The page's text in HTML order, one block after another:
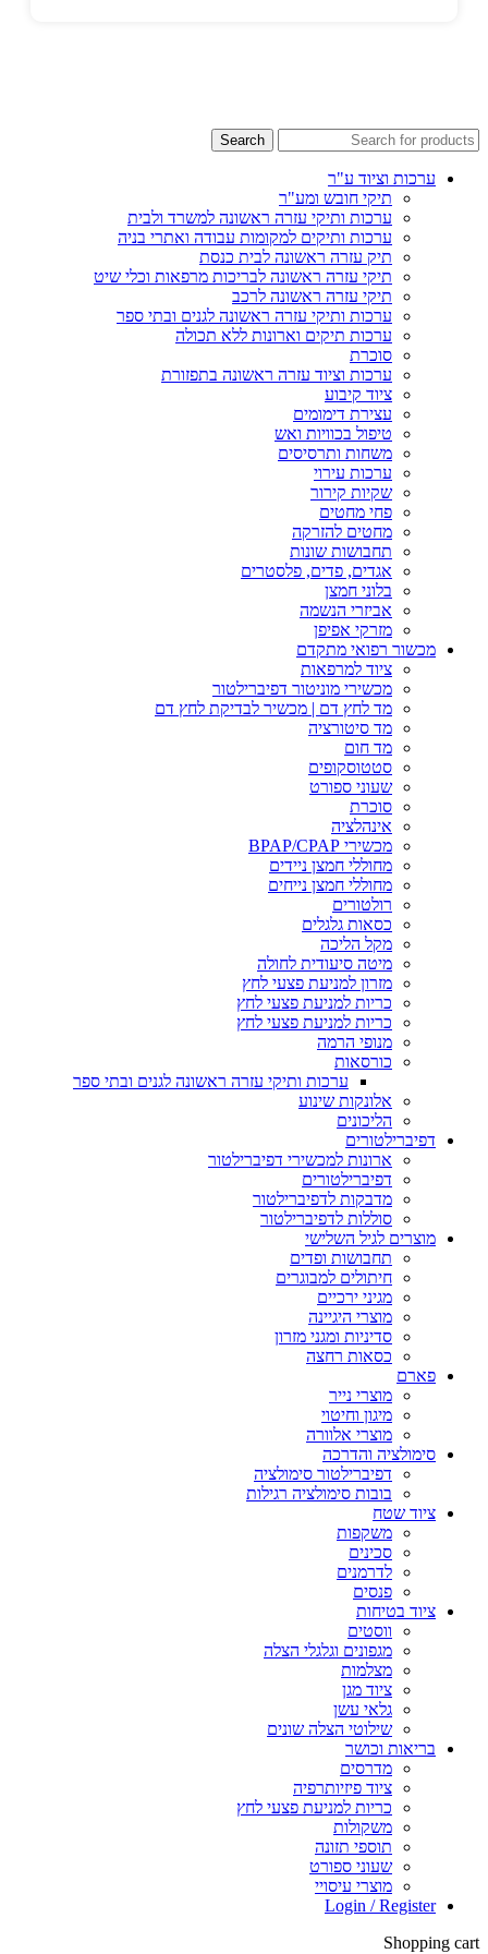
Search
ערכות וציוד ע"ר
תיקי חובש ומע"ר
ערכות ותיקי עזרה ראשונה למשרד ולבית
ערכות ותיקים למקומות עבודה ואתרי בניה
תיק עזרה ראשונה לבית כנסת
תיקי עזרה ראשונה לבריכות מרפאות וכלי שיט
תיקי עזרה ראשונה לרכב
ערכות ותיקי עזרה ראשונה לגנים ובתי ספר
ערכות תיקים וארונות ללא תכולה
סוכרת
ערכות וציוד עזרה ראשונה בתפזורת
ציוד קיבוע
עצירת דימומים
טיפול בכוויות ואש
משחות ותרסיסים
ערכות עירוי
שקיות קירור
פחי מחטים
מחטים להזרקה
תחבושות שונות
אגדים, פדים, פלסטרים
בלוני חמצן
אביזרי הנשמה
מזרקי אפיפן
מכשור רפואי מתקדם
ציוד למרפאות
מכשירי מוניטור דפיברילטור
מד לחץ דם | מכשיר לבדיקת לחץ דם
מד סיטורציה
מד חום
סטטוסקופים
שעוני ספורט
סוכרת
אינהלציה
מכשירי BPAP/CPAP
מחוללי חמצן ניידים
מחוללי חמצן נייחים
רולטורים
כסאות גלגלים
מקל הליכה
מיטה סיעודית לחולה
מזרון למניעת פצעי לחץ
כריות למניעת פצעי לחץ
כריות למניעת פצעי לחץ
מנופי הרמה
כורסאות
ערכות ותיקי עזרה ראשונה לגנים ובתי ספר
אלונקות שינוע
הליכונים
דפיברילטורים
ארונות למכשירי דפיברילטור
דפיברילטורים
מדבקות לדפיברילטור
סוללות לדפיברילטור
מוצרים לגיל השלישי
תחבושות ופדים
חיתולים למבוגרים
מגיני ירכיים
מוצרי היגיינה
סדיניות ומגני מזרון
כסאות רחצה
פארם
מוצרי נייר
מיגון וחיטוי
מוצרי אלוורה
סימולציה והדרכה
דפיברילטור סימולציה
בובות סימולציה רגילות
ציוד שטח
משקפות
סכינים
לדרמנים
פנסים
ציוד בטיחות
ווסטים
מגפונים וגלגלי הצלה
מצלמות
ציוד מגן
גלאי עשן
שילוטי הצלה שונים
בריאות וכושר
מדרסים
ציוד פיזיותרפיה
כריות למניעת פצעי לחץ
משקולות
תוספי תזונה
שעוני ספורט
מוצרי עיסויי
Login / Register
Shopping cart